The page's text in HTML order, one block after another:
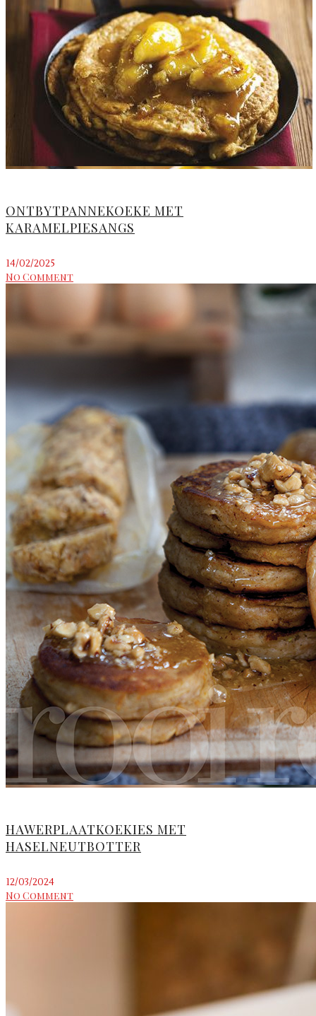
ONTBYTPANNEKOEKE MET
KARAMELPIESANGS
14/02/2025
No Comment
HAWERPLAATKOEKIES MET
HASELNEUTBOTTER
12/03/2024
No Comment